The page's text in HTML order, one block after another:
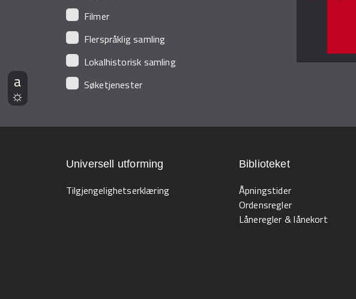
Filmer
Flerspråklig samling
Lokalhistorisk samling
Søketjenester
Universell utforming
Tilgjengelighetserklæring
Biblioteket
Åpningstider
Ordensregler
Låneregler & lånekort